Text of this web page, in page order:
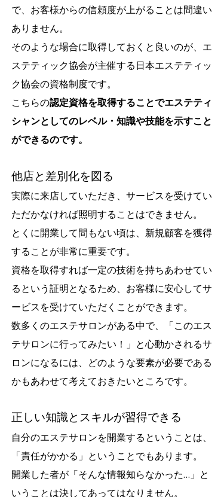
で、お客様からの信頼度が上がることは間違い
ありません。
そのような場合に取得しておくと良いのが、エ
ステティック協会が主催する日本エステティッ
ク協会の資格制度です。
こちらの認定資格を取得することでエステティ
シャンとしてのレベル・知識や技能を示すこと
ができるのです。
他店と差別化を図る
実際に来店していただき、サービスを受けてい
ただかなければ照明することはできません。
とくに開業して間もない頃は、新規顧客を獲得
することが非常に重要です。
資格を取得すれば一定の技術を持ちあわせてい
るという証明となるため、お客様に安心してサ
ービスを受けていただくことができます。
数多くのエステサロンがある中で、「このエス
テサロンに行ってみたい！」と心動かされるサ
ロンになるには、どのような要素が必要である
かもあわせて考えておきたいところです。
正しい知識とスキルが習得できる
自分のエステサロンを開業するということは、
「責任がかかる」ということでもあります。
開業した者が「そんな情報知らなかった…」と
いうことは決してあってはなりません。